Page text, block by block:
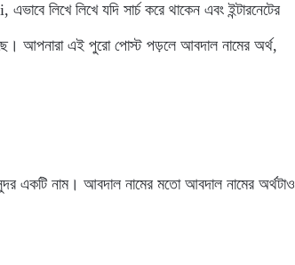
লিখে লিখে যদি সার্চ করে থাকেন এবং ইন্টারনেটের
আপনারা এই পুরো পোস্ট পড়লে আবদাল নামের অর্থ,
একটি নাম। আবদাল নামের মতো আবদাল নামের অর্থটাও